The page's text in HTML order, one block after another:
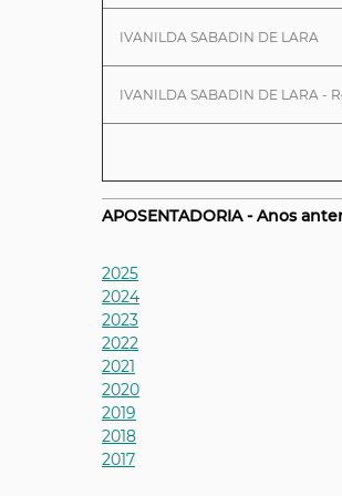
IVANILDA SABADIN DE LARA
IVANILDA SABADIN DE LARA -
APOSENTADORIA - Anos
2025
2024
2023
2022
2021
2020
2019
2018
2017